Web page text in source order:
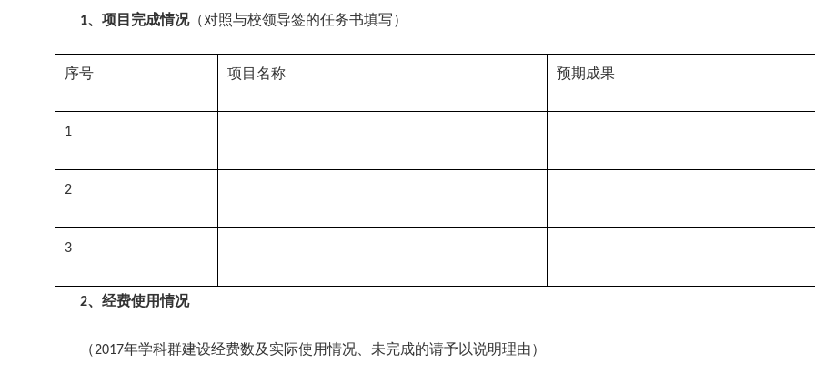
1、项目完成情况（对照与校领导签的任务书填写）
序号 项目名称 预期成果
1
2
3
2、经费使用情况
（2017年学科群建设经费数及实际使用情况、未完成的请予以说明理由）